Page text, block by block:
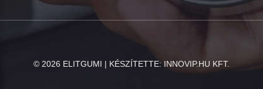
© 2026 ELITGUMI | KÉSZÍTETTE: INNOVIP.HU KFT.